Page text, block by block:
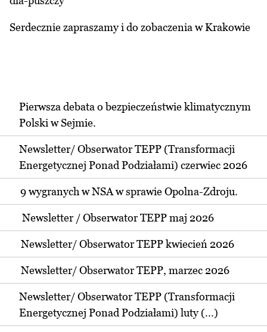
Serdecznie zapraszamy i do zobaczenia w Krakowie
Pierwsza debata o bezpieczeństwie klimatycznym
Polski w Sejmie.
Newsletter/ Obserwator TEPP (Transformacji
Energetycznej Ponad Podziałami) czerwiec 2026
9 wygranych w NSA w sprawie Opolna-Zdroju.
Newsletter / Obserwator TEPP maj 2026
Newsletter/ Obserwator TEPP kwiecień 2026
Newsletter/ Obserwator TEPP, marzec 2026
Newsletter/ Obserwator TEPP (Transformacji
Energetycznej Ponad Podziałami) luty (...)